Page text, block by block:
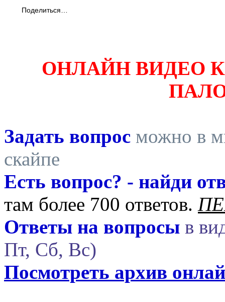
Поделиться…
ОНЛАЙН ВИДЕО
Задать вопрос можно в
скайпе
Есть вопрос? - найди
там более 700 ответов.
Ответы на вопросы в
Пт, Сб, Вс)
Посмотреть архив